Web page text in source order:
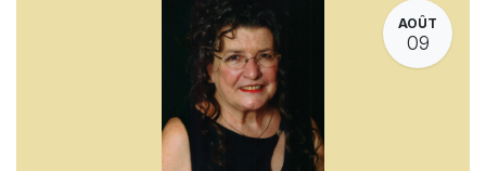
AOÛT
09